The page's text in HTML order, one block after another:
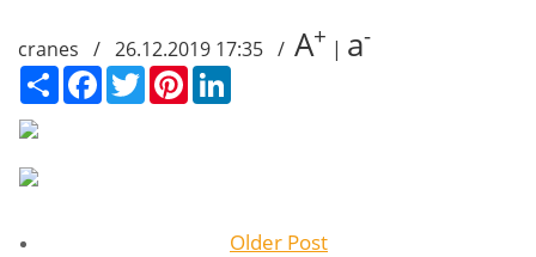
cranes / 26.12.2019 17:35 / A+ | a-
СподелиFacebookTwitter Pinterest
Older Post